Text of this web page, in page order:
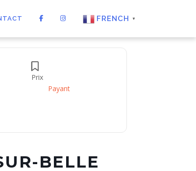
FRENCH ▼
Prix
Payant
BELLE